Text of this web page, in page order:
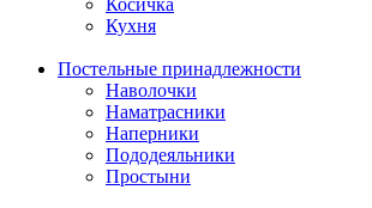
Косичка
Кухня
Постельные принадлежности
Наволочки
Наматрасники
Наперники
Пододеяльники
Простыни